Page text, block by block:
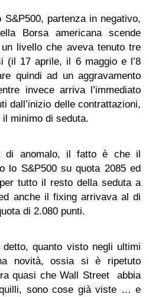
S&P500, partenza in negativo,
Borsa americana scende
livello che aveva tenuto tre
(il 17 aprile, il 6 maggio e l’8
quindi ad un aggravamento
invece arriva l’immediato
dall’inizio delle contrattazioni,
minimo di seduta.
di anomalo, il fatto è che il
lo S&P500 su quota 2085 ed
tutto il resto della seduta a
anche il fixing arrivava al di
di 2.080 punti.
quanto visto negli ultimi
novità, ossia si è ripetuto
quasi che Wall Street abbia
sono cose già viste … e